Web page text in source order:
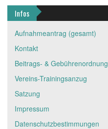
Infos
Aufnahmeantrag (gesamt)
Kontakt
Beitrags- & Gebührenordnung
Vereins-Trainingsanzug
Satzung
Impressum
Datenschutzbestimmungen